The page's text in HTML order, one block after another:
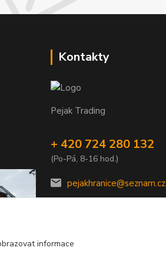
Kontakty
Pejak Trading
+ 420 724 280 132
(Po-Pá, 8-16 hod.)
pejakhranice@seznam.cz
informace